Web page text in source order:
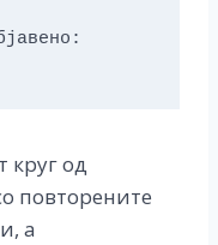
круг од
повторените
а